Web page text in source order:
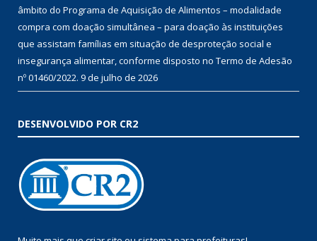
âmbito do Programa de Aquisição de Alimentos – modalidade
compra com doação simultânea – para doação às instituições
que assistam famílias em situação de desproteção social e
insegurança alimentar, conforme disposto no Termo de Adesão
nº 01460/2022. 9 de julho de 2026
DESENVOLVIDO POR CR2